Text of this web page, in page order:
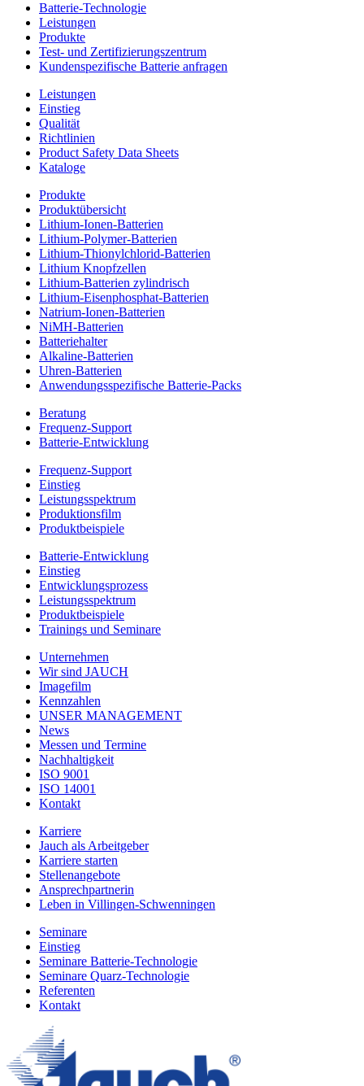
Batterie-Technologie
Leistungen
Produkte
Test- und Zertifizierungszentrum
Kundenspezifische Batterie anfragen
Leistungen
Einstieg
Qualität
Richtlinien
Product Safety Data Sheets
Kataloge
Produkte
Produktübersicht
Lithium-Ionen-Batterien
Lithium-Polymer-Batterien
Lithium-Thionylchlorid-Batterien
Lithium Knopfzellen
Lithium-Batterien zylindrisch
Lithium-Eisenphosphat-Batterien
Natrium-Ionen-Batterien
NiMH-Batterien
Batteriehalter
Alkaline-Batterien
Uhren-Batterien
Anwendungsspezifische Batterie-Packs
Beratung
Frequenz-Support
Batterie-Entwicklung
Frequenz-Support
Einstieg
Leistungsspektrum
Produktionsfilm
Produktbeispiele
Batterie-Entwicklung
Einstieg
Entwicklungsprozess
Leistungsspektrum
Produktbeispiele
Trainings und Seminare
Unternehmen
Wir sind JAUCH
Imagefilm
Kennzahlen
UNSER MANAGEMENT
News
Messen und Termine
Nachhaltigkeit
ISO 9001
ISO 14001
Kontakt
Karriere
Jauch als Arbeitgeber
Karriere starten
Stellenangebote
Ansprechpartnerin
Leben in Villingen-Schwenningen
Seminare
Einstieg
Seminare Batterie-Technologie
Seminare Quarz-Technologie
Referenten
Kontakt